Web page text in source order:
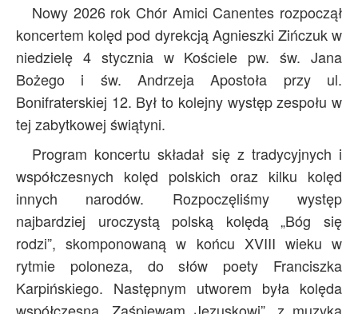
Nowy 2026 rok Chór Amici Canentes rozpoczął
koncertem kolęd pod dyrekcją Agnieszki Zińczuk w
niedzielę 4 stycznia w Kościele pw. św. Jana
Bożego i św. Andrzeja Apostoła przy ul.
Bonifraterskiej 12. Był to kolejny występ zespołu w
tej zabytkowej świątyni.
Program koncertu składał się z tradycyjnych i
współczesnych kolęd polskich oraz kilku kolęd
innych narodów. Rozpoczęliśmy występ
najbardziej uroczystą polską kolędą „Bóg się
rodzi”, skomponowaną w końcu XVIII wieku w
rytmie poloneza, do słów poety Franciszka
Karpińskiego. Następnym utworem była kolęda
współczesna „Zaśpiewam Jezuskowi”, z muzyką